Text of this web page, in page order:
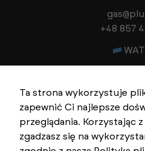
+48 857
+48 857
Ta strona wykorzystuje
zapewnić Ci najlepsze
przeglądania. Korzystając
zgadzasz się na